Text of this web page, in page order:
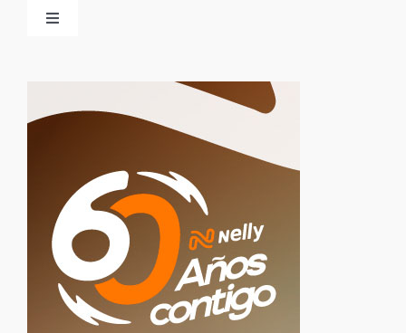
Toggle
Eventos
Healthy Food